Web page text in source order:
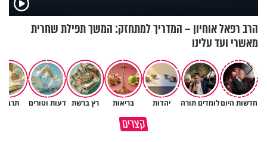
הרב רפאל אוחיון – המדריך למתחזק: המשך תפילת שחרית
מאשרי ועד עלינו
חדשות היוםלומדים תורה יהדות בריאות רץ ברשת דעות וטורים
קצרים
הבן שלך לא מרגיש כלום, אין לך
סגולה שתעזור לכם למתן את